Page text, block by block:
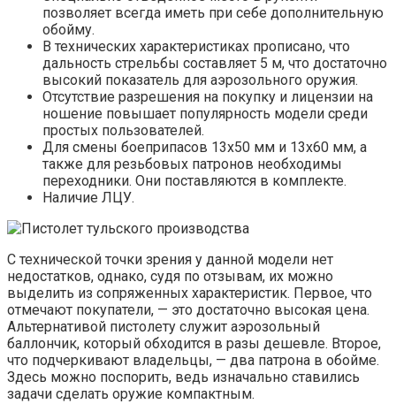
позволяет всегда иметь при себе дополнительную
обойму.
В технических характеристиках прописано, что
дальность стрельбы составляет 5 м, что достаточно
высокий показатель для аэрозольного оружия.
Отсутствие разрешения на покупку и лицензии на
ношение повышает популярность модели среди
простых пользователей.
Для смены боеприпасов 13х50 мм и 13х60 мм, а
также для резьбовых патронов необходимы
переходники. Они поставляются в комплекте.
Наличие ЛЦУ.
С технической точки зрения у данной модели нет
недостатков, однако, судя по отзывам, их можно
выделить из сопряженных характеристик. Первое, что
отмечают покупатели, — это достаточно высокая цена.
Альтернативой пистолету служит аэрозольный
баллончик, который обходится в разы дешевле. Второе,
что подчеркивают владельцы, — два патрона в обойме.
Здесь можно поспорить, ведь изначально ставились
задачи сделать оружие компактным.